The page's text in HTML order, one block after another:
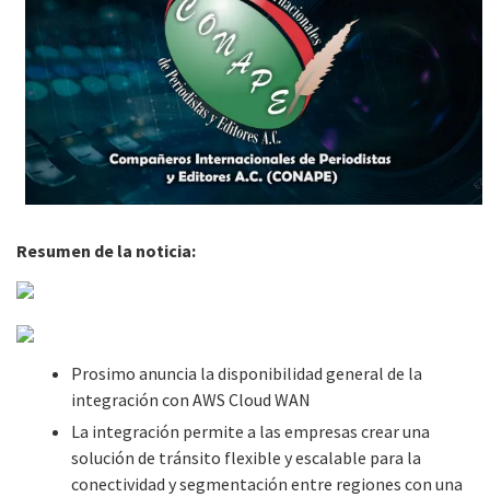
Resumen de la noticia:
Prosimo anuncia la disponibilidad general de la
integración con AWS Cloud WAN
La integración permite a las empresas crear una
solución de tránsito flexible y escalable para la
conectividad y segmentación entre regiones con una